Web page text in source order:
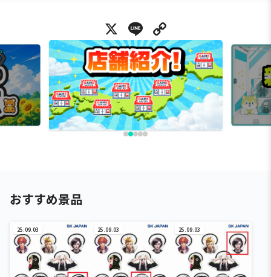
X Line
おすすめ景品
25.09.03 25.09.03 25.09.03